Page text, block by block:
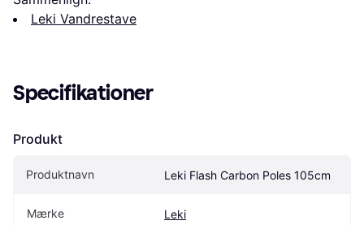
Leki Vandrestave
Specifikationer
Produkt
Produktnavn Leki Flash Carbon Poles 105cm
Mærke Leki